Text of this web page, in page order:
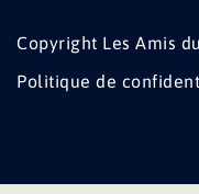
Copyright Les Amis
Politique de